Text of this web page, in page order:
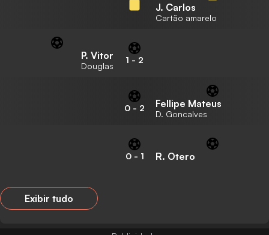
J. Carlos
Cartão amarelo
P. Vitor
Douglas
1 - 2
0 - 2 Fellipe Mateus
D. Goncalves
0- 1 R. Otero
Exibir tudo